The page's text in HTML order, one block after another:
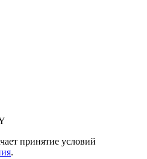
принятие условий
.